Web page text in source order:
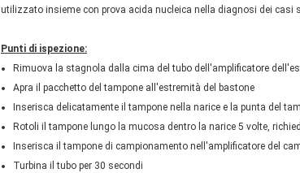
utilizzato insieme con prova acida nucleica nella diagnosi dei casi
Punti di ispezione:
Rimuova la stagnola dalla cima del tubo dell'amplificatore
Apra il pacchetto del tampone all'estremità del bastone
Inserisca delicatamente il tampone nella narice e la punta del
Rotoli il tampone lungo la mucosa dentro la narice 5 volte,
Inserisca il tampone di campionamento nell'amplificatore del
Turbina il tubo per 30 secondi